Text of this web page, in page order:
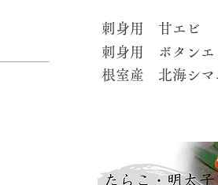
​刺身用 甘エビ
刺身用 ボタンエ
根室産 北海シマ